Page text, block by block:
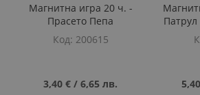
Магнитна игра 20 ч. -
Прасето Пепа
Код 200615
3,40 € ‎/‎ 6,65 лв.